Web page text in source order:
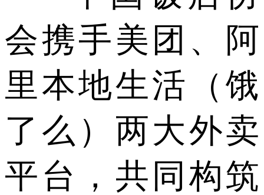
会携手美团、阿
里本地生活（饿
了么）两大外卖
平台，共同构筑